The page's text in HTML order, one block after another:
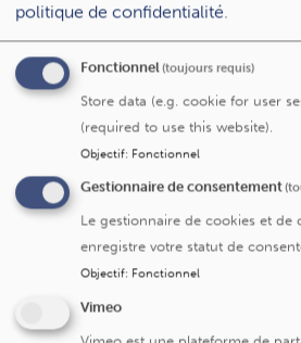
Spécialités
Endométriose
Infertilité
Obstétrique
Service/centre
politique de confidentialité.
Fonctionnel(toujours requis)
Store data (e.g. cookie for user
(required to use this website).
Objectif: Fonctionnel
Gestionnaire de consentement
Le gestionnaire de cookies et de
enregistre votre statut de
Objectif: Fonctionnel
Vimeo